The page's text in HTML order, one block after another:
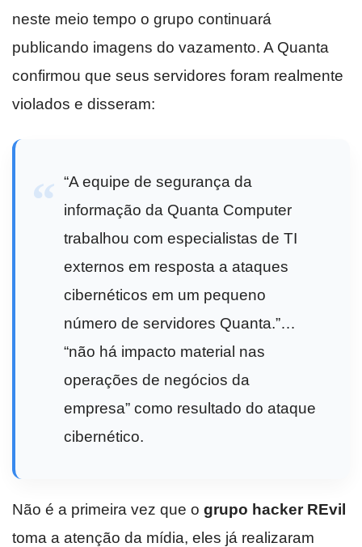
neste meio tempo o grupo continuará
publicando imagens do vazamento. A Quanta
confirmou que seus servidores foram realmente
violados e disseram:
“A equipe de segurança da
informação da Quanta Computer
trabalhou com especialistas de TI
externos em resposta a ataques
cibernéticos em um pequeno
número de servidores Quanta.”…
“não há impacto material nas
operações de negócios da
empresa” como resultado do ataque
cibernético.
Não é a primeira vez que o grupo hacker REvil
toma a atenção da mídia, eles já realizaram